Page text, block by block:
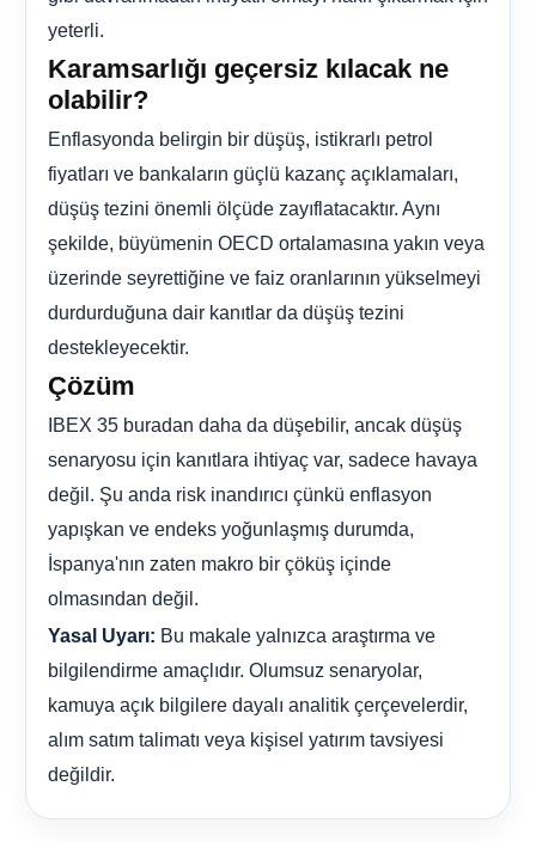
yeterli.
Karamsarlığı geçersiz kılacak ne
olabilir?
Enflasyonda belirgin bir düşüş, istikrarlı petrol
fiyatları ve bankaların güçlü kazanç açıklamaları,
düşüş tezini önemli ölçüde zayıflatacaktır. Aynı
şekilde, büyümenin OECD ortalamasına yakın veya
üzerinde seyrettiğine ve faiz oranlarının yükselmeyi
durdurduğuna dair kanıtlar da düşüş tezini
destekleyecektir.
Çözüm
IBEX 35 buradan daha da düşebilir, ancak düşüş
senaryosu için kanıtlara ihtiyaç var, sadece havaya
değil. Şu anda risk inandırıcı çünkü enflasyon
yapışkan ve endeks yoğunlaşmış durumda,
İspanya'nın zaten makro bir çöküş içinde
olmasından değil.
Yasal Uyarı: Bu makale yalnızca araştırma ve
bilgilendirme amaçlıdır. Olumsuz senaryolar,
kamuya açık bilgilere dayalı analitik çerçevelerdir,
alım satım talimatı veya kişisel yatırım tavsiyesi
değildir.